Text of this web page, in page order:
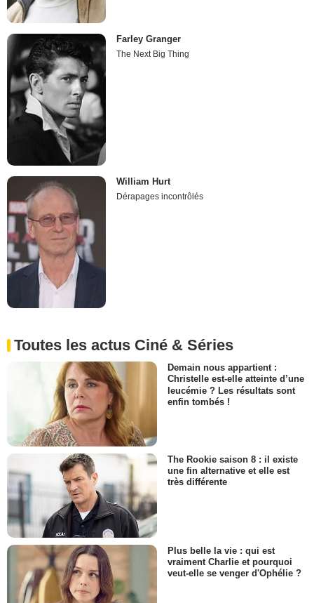
Farley Granger
The Next Big Thing
William Hurt
Dérapages incontrôlés
Toutes les actus Ciné & Séries
Demain nous appartient :
Christelle est-elle atteinte d’une
leucémie ? Les résultats sont
enfin tombés !
The Rookie saison 8 : il existe
une fin alternative et elle est
très différente
Plus belle la vie : qui est
vraiment Charlie et pourquoi
veut-elle se venger d'Ophélie ?